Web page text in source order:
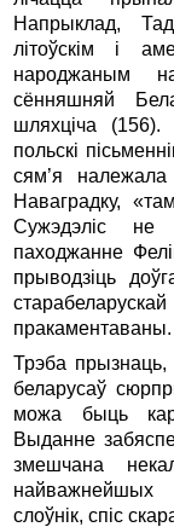
Напрыклад,
лiтоўскiм i
народжаным
сённяшняй
шляхцiча
польскi
сям’я
Наваградку,
Сужэдэлiс не
паходжанне
прыводзіць
пракаментаваны.
Трэба
беларусаў
можа быць
Выданне
змешчана
найважнейшых
слоўнiк, спiс